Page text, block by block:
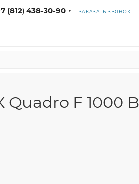
(812) 438-30-90 ЗАКАЗАТЬ ЗВОНОК
F 1000 B